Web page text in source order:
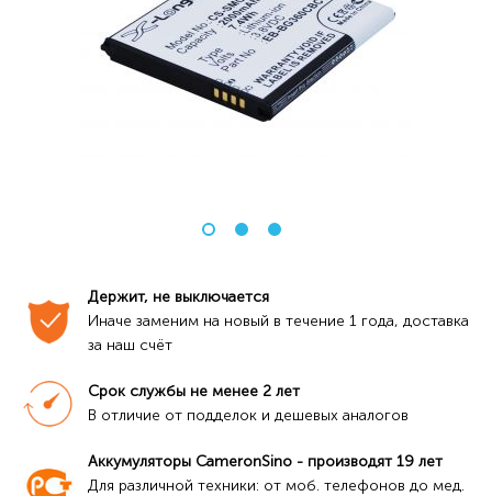
Держит, не выключается
Иначе заменим на новый в течение 1 года, доставка
за наш счёт
Срок службы не менее 2 лет
В отличие от подделок и дешевых аналогов
Аккумуляторы CameronSino - производят 19 лет
Для различной техники: от моб. телефонов до мед.